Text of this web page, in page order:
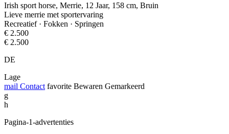
Irish sport horse, Merrie, 12 Jaar, 158 cm, Bruin
Lieve merrie met sportervaring
Recreatief · Fokken · Springen
€ 2.500
€ 2.500
DE
Lage
mail Contact favorite Bewaren Gemarkeerd
g
h
Pagina-1-advertenties